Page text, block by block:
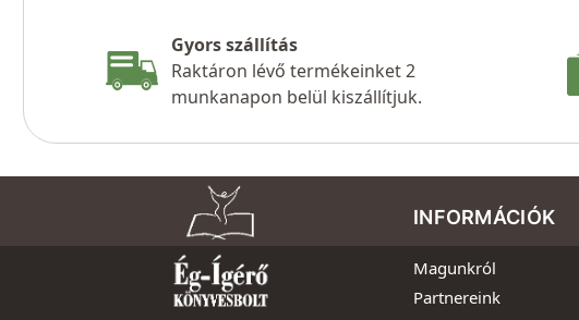
Gyors szállítás
Raktáron lévő termékeinket 2
munkanapon belül kiszállítjuk.
INFORMÁCIÓK
Magunkról
Partnereink